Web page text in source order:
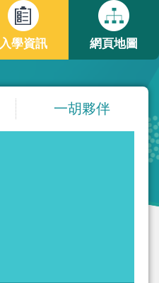
入學資訊 網頁地圖
一胡夥伴